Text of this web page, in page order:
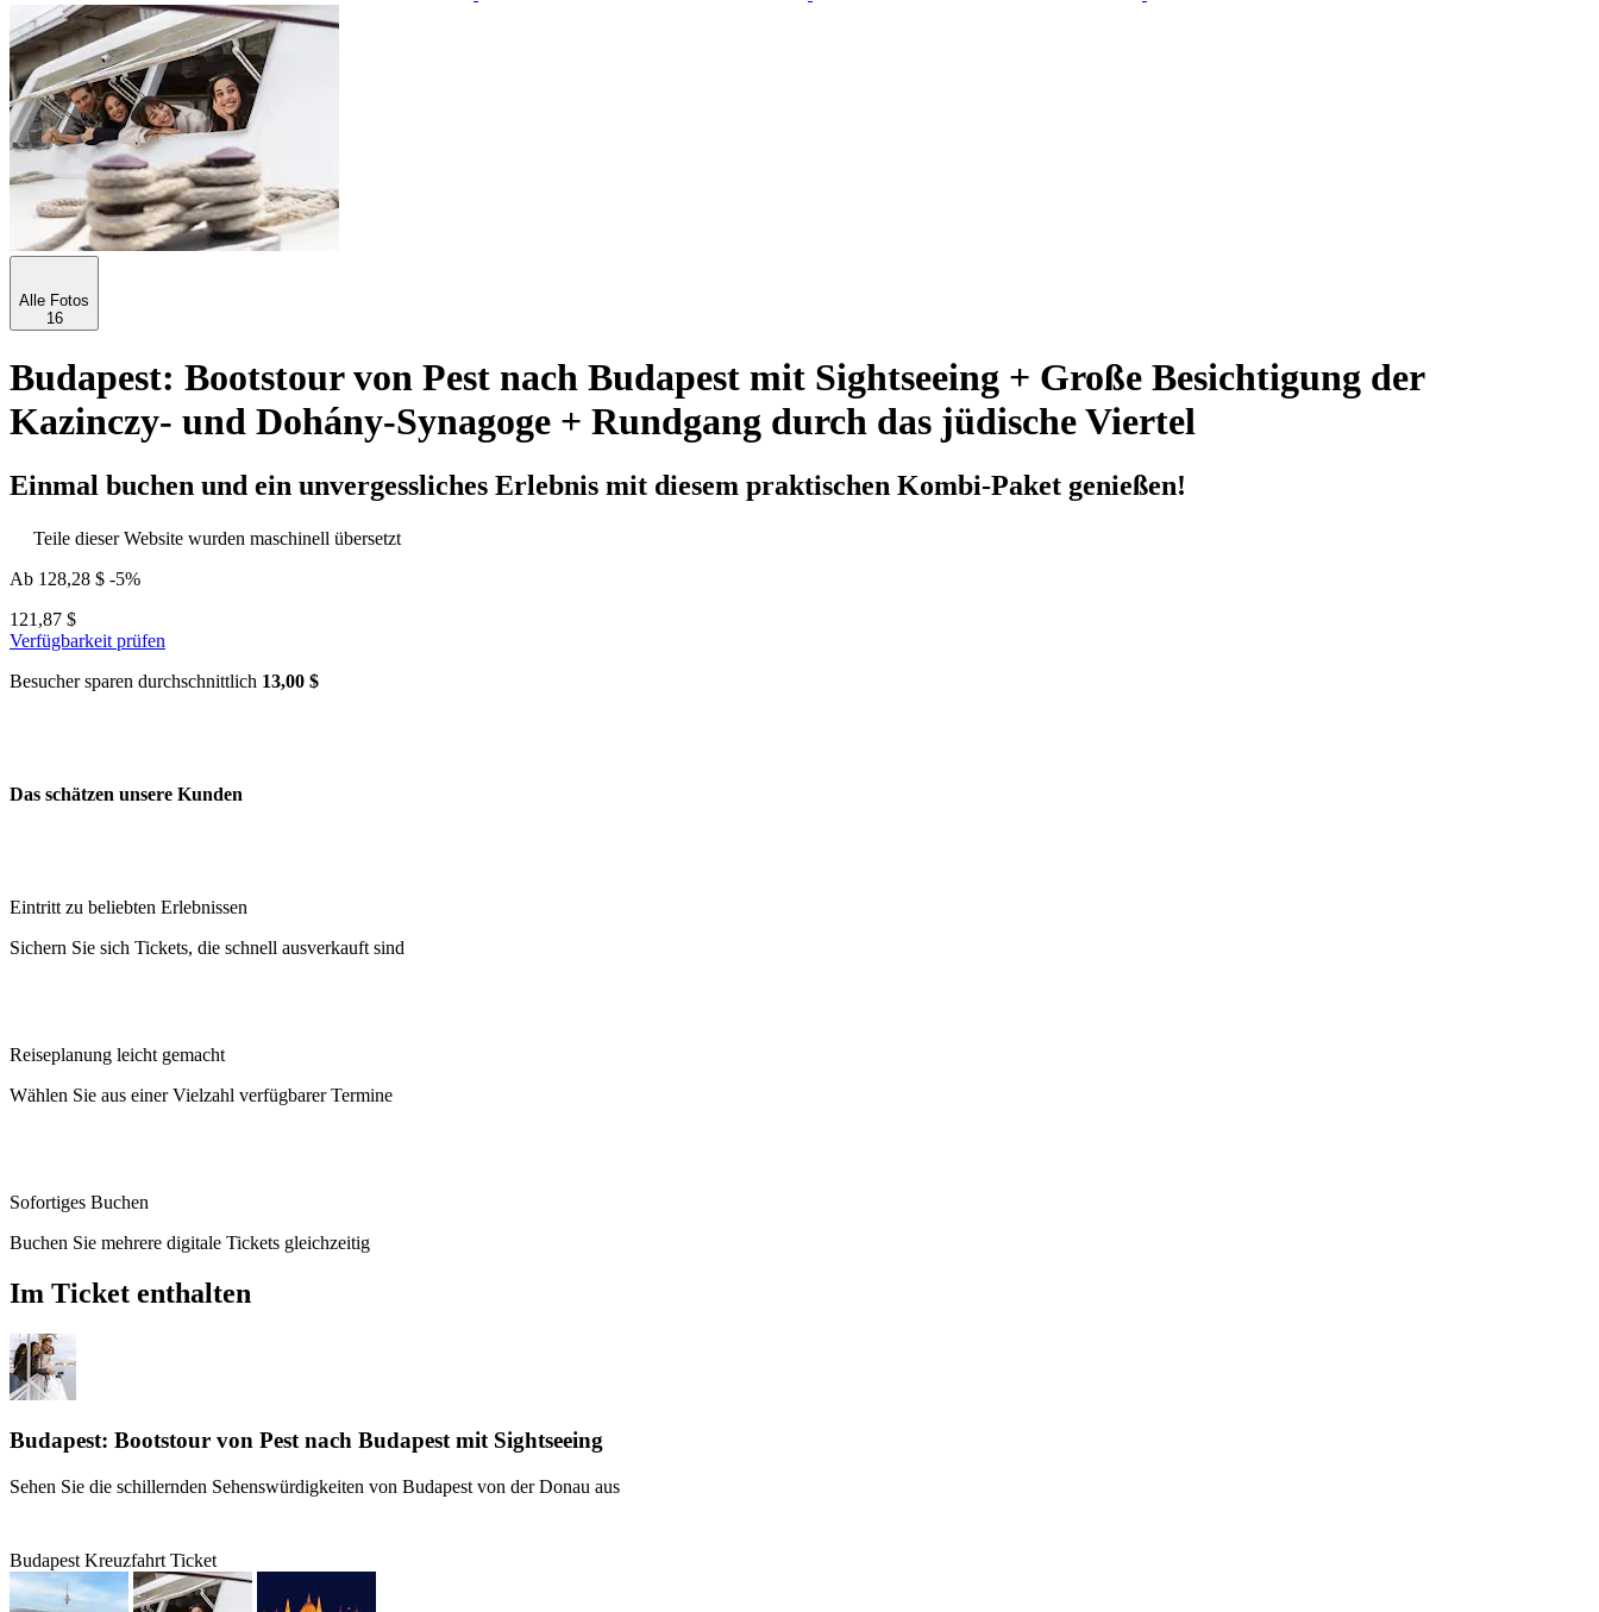
Alle Fotos
16
Budapest: Bootstour von Pest nach Budapest mit Sightseeing + Große Besichtigung der
Kazinczy- und Dohány-Synagoge + Rundgang durch das jüdische Viertel
Einmal buchen und ein unvergessliches Erlebnis mit diesem praktischen Kombi-Paket genießen!
Teile dieser Website wurden maschinell übersetzt
Ab 128,28 $ -5%
121,87 $
Verfügbarkeit prüfen
Besucher sparen durchschnittlich 13,00 $
Das schätzen unsere Kunden
Eintritt zu beliebten Erlebnissen
Sichern Sie sich Tickets, die schnell ausverkauft sind
Reiseplanung leicht gemacht
Wählen Sie aus einer Vielzahl verfügbarer Termine
Sofortiges Buchen
Buchen Sie mehrere digitale Tickets gleichzeitig
Im Ticket enthalten
Budapest: Bootstour von Pest nach Budapest mit Sightseeing
Sehen Sie die schillernden Sehenswürdigkeiten von Budapest von der Donau aus
Budapest Kreuzfahrt Ticket